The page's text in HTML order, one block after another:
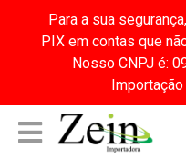
Para a sua
PIX em contas que
Nosso CNPJ é: